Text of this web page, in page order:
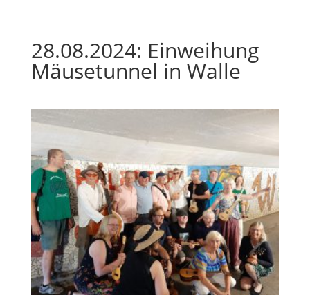
28.08.2024: Einweihung
Mäusetunnel in Walle